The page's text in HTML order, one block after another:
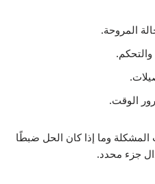
المروحة.
الوقت.
وما إذا كان الحل ضبطًا
جزء محدد.